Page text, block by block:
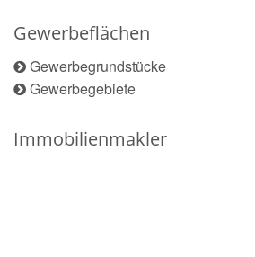
Gewerbeflächen
Gewerbegrundstücke
Gewerbegebiete
Immobilienmakler